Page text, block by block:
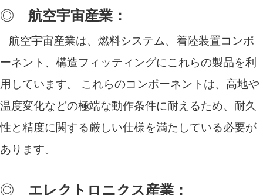
◎ 航空宇宙産業：
航空宇宙産業は、燃料システム、着陸装置コンポ
ーネント、構造フィッティングにこれらの製品を利
用しています。 これらのコンポーネントは、高地や
温度変化などの極端な動作条件に耐えるため、耐久
性と精度に関する厳しい仕様を満たしている必要が
あります。
◎ エレクトロニクス産業：